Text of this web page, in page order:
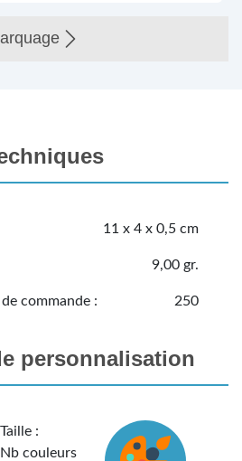
11 x 4 x 0,5 cm
9,00 gr.
commande : 250
personnalisation
Taille :
Nb couleurs